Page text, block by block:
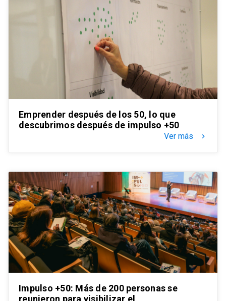
Emprender después de los 50, lo que
descubrimos después de impulso +50
Ver más keyboard_arrow_right
Impulso +50: Más de 200 personas se
reunieron para visibilizar el